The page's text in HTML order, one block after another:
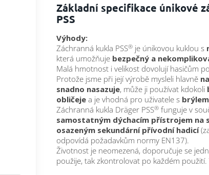
Základní specifikace únikové
PSS
Výhody:
Záchranná kukla PSS® je únikovou kuklou s
která umožňuje bezpečný a
Malá hmotnost i velikost dovolují hasičům
Protože jsme při její výrobě mysleli hlavně
snadno nasazuje, může ji používat kdokoli
obličeje a je vhodná pro uživatele s
Záchranná kukla Dräger PSS® funguje v
samostatným dýchacím přístrojem na
osazeným sekundární přívodní hadicí
odpovídá požadavkům normy EN137).
Životnost je neomezená, doporučuje se
použije, tak zkontrolovat po každém